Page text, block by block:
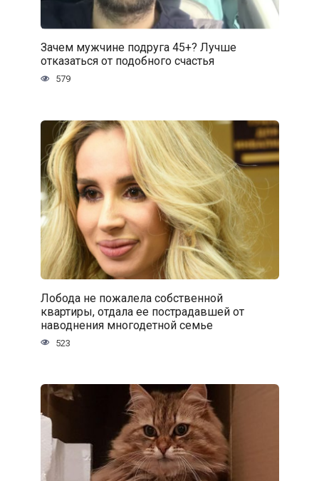
Зачем мужчине подруга 45+? Лучше
отказаться от подобного счастья
579
Лобода не пожалела собственной
квартиры, отдала ее пострадавшей от
наводнения многодетной семье
523